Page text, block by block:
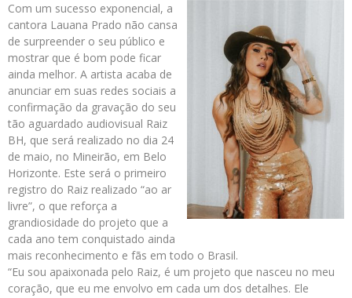
Com um sucesso exponencial, a
cantora Lauana Prado não cansa
de surpreender o seu público e
mostrar que é bom pode ficar
ainda melhor. A artista acaba de
anunciar em suas redes sociais a
confirmação da gravação do seu
tão aguardado audiovisual Raiz
BH, que será realizado no dia 24
de maio, no Mineirão, em Belo
Horizonte. Este será o primeiro
registro do Raiz realizado “ao ar
livre”, o que reforça a
grandiosidade do projeto que a
cada ano tem conquistado ainda
mais reconhecimento e fãs em todo o Brasil.
“Eu sou apaixonada pelo Raiz, é um projeto que nasceu no meu
coração, que eu me envolvo em cada um dos detalhes. Ele